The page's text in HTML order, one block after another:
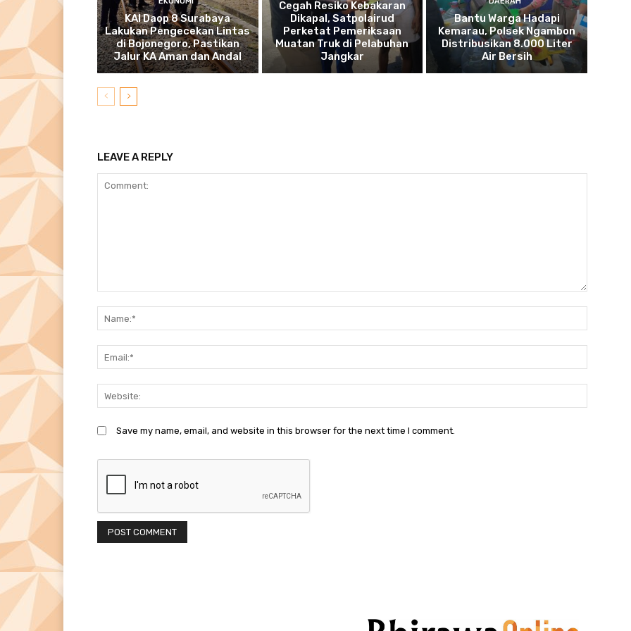
KAI Daop 8 Surabaya
Lakukan Pengecekan Lintas
di Bojonegoro, Pastikan
Jalur KA Aman dan Andal
Cegah Resiko Kebakaran
Dikapal, Satpolairud
Perketat Pemeriksaan
Muatan Truk di Pelabuhan
Jangkar
Bantu Warga Hadapi
Kemarau, Polsek Ngambon
Distribusikan 8.000 Liter
Air Bersih
LEAVE A REPLY
Save my name, email, and website in this browser for the next time I comment.